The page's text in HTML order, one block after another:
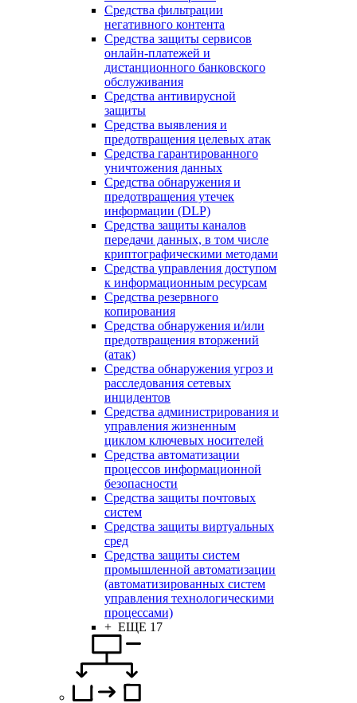
Средства фильтрации
негативного контента
Средства защиты сервисов
онлайн-платежей и
дистанционного банковского
обслуживания
Средства антивирусной
защиты
Средства выявления и
предотвращения целевых атак
Средства гарантированного
уничтожения данных
Средства обнаружения и
предотвращения утечек
информации (DLP)
Средства защиты каналов
передачи данных, в том числе
криптографическими методами
Средства управления доступом
к информационным ресурсам
Средства резервного
копирования
Средства обнаружения и/или
предотвращения вторжений
(атак)
Средства обнаружения угроз и
расследования сетевых
инцидентов
Средства администрирования и
управления жизненным
циклом ключевых носителей
Средства автоматизации
процессов информационной
безопасности
Средства защиты почтовых
систем
Средства защиты виртуальных
сред
Средства защиты систем
промышленной автоматизации
(автоматизированных систем
управления технологическими
процессами)
+ ЕЩЕ 17